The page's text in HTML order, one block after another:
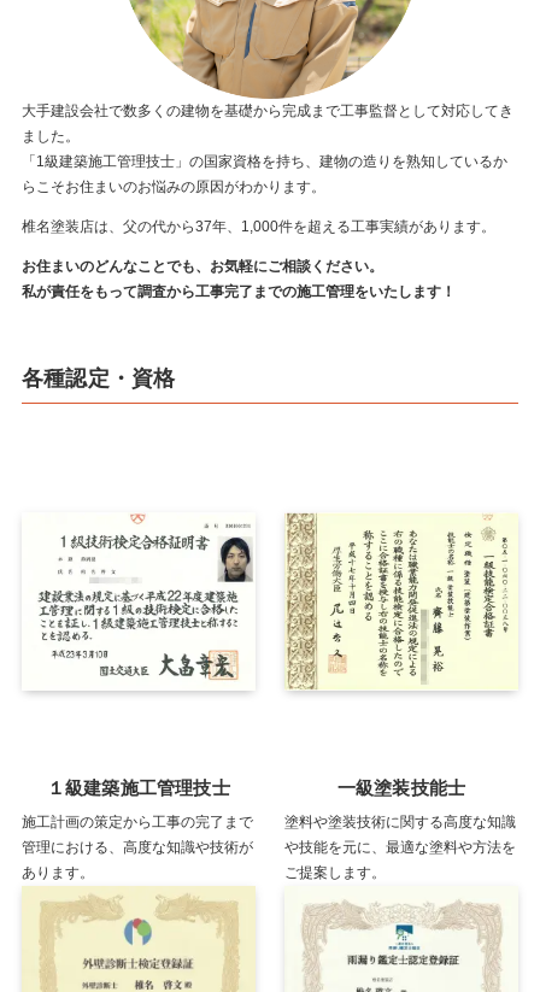
大手建設会社で数多くの建物を基礎から完成まで工事監督として対応してき
ました。
「1級建築施工管理技士」の国家資格を持ち、建物の造りを熟知しているか
らこそお住まいのお悩みの原因がわかります。
椎名塗装店は、父の代から37年、1,000件を超える工事実績があります。
お住まいのどんなことでも、お気軽にご相談ください。
私が責任をもって調査から工事完了までの施工管理をいたします！
各種認定・資格
１級建築施工管理技士
施工計画の策定から工事の完了まで
管理における、高度な知識や技術が
あります。
一級塗装技能士
塗料や塗装技術に関する高度な知識
や技能を元に、最適な塗料や方法を
ご提案します。